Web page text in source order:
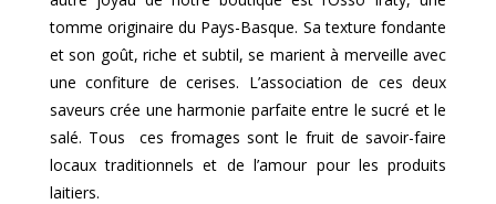
tomme originaire du Pays-Basque. Sa texture fondante
et son goût, riche et subtil, se marient à merveille avec
une confiture de cerises. L’association de ces deux
saveurs crée une harmonie parfaite entre le sucré et le
salé. Tous ces fromages sont le fruit de savoir-faire
locaux traditionnels et de l’amour pour les produits
laitiers.